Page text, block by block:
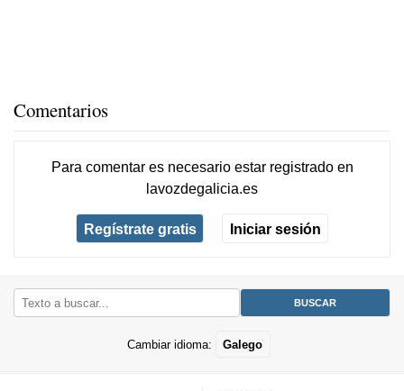
Comentarios
Para comentar es necesario estar registradoen
lavozdegalicia.es
Regístrate gratis Iniciar sesión
Cambiar idioma: Galego